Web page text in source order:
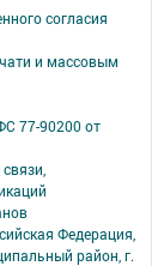
согласия
и массовым
77-90200 от
Федерация,
район, г.